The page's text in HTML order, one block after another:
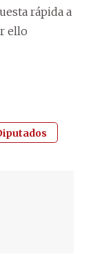
rápida a
ello